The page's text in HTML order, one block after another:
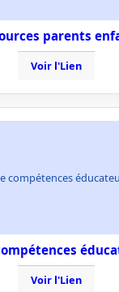
parents
Voir l'Lien
compétences
Voir l'Lien